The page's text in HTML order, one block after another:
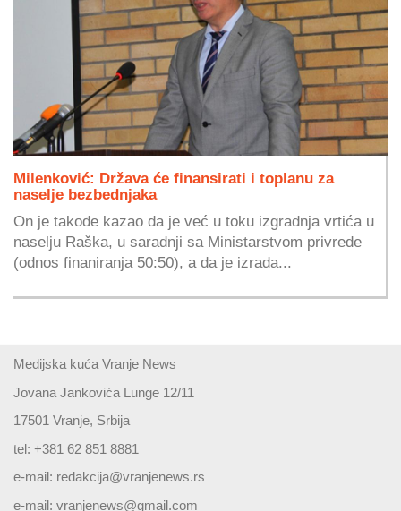
Milenković: Država će finansirati i toplanu za
naselje bezbednjaka
On je takođe kazao da je već u toku izgradnja vrtića u
naselju Raška, u saradnji sa Ministarstvom privrede
(odnos finaniranja 50:50), a da je izrada...
Medijska kuća Vranje News
Jovana Jankovića Lunge 12/11
17501 Vranje, Srbija
tel: +381 62 851 8881
e-mail: redakcija@vranjenews.rs
e-mail: vranjenews@gmail.com